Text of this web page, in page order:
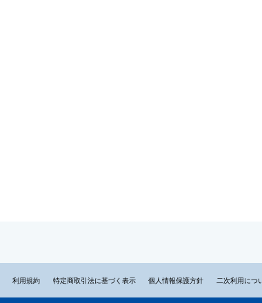
利用規約 特定商取引法に基づく表示 個人情報保護方針 二次利用につ